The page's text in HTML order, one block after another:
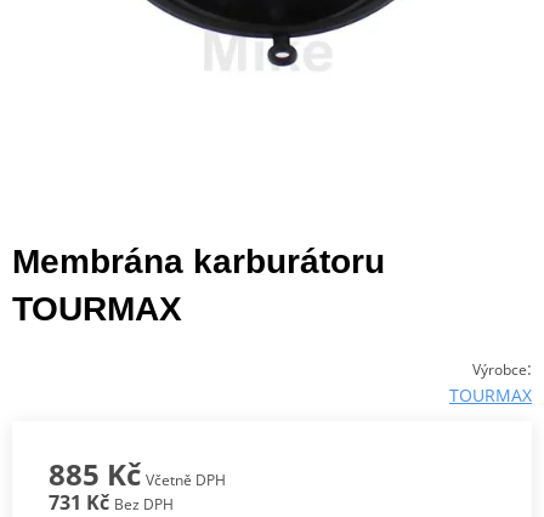
Membrána karburátoru
TOURMAX
Výrobce:
TOURMAX
885 Kč Včetně DPH
731 Kč Bez DPH